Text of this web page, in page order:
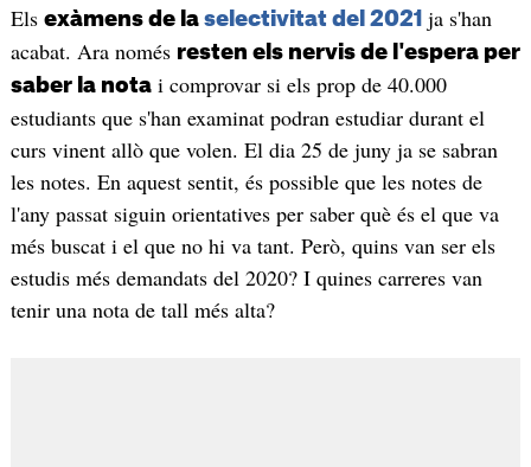
Els exàmens de la selectivitat del 2021 ja s'han
acabat. Ara només resten els nervis de l'espera per
saber la notai comprovar si els prop de 40.000
estudiants que s'han examinat podran estudiar durant el
curs vinent allò que volen. El dia 25 de juny ja se sabran
les notes. En aquest sentit, és possible que les notes de
l'any passat siguin orientatives per saber què és el que va
més buscat i el que no hi va tant. Però, quins van ser els
estudis més demandats del 2020? I quines carreres van
tenir una nota de tall més alta?